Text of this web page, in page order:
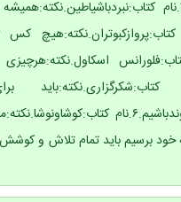
تلاش کنم.۲.نام
کتاب:فلورانس
شکرگزارخداوندباشیم.۶.نام
برسیم باید تمام تلاش و کوشش